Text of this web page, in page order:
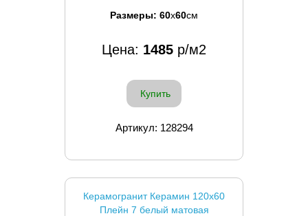
Размеры: 60x60см
Цена: 1485 р/м2
Купить
Артикул: 128294
Керамогранит Керамин 120x60
Плейн 7 белый матовая